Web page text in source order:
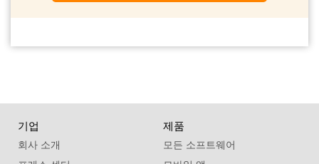
기업
회사 소개
제품
모든 소프트웨어